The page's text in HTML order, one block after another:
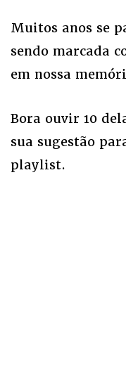
Muitos anos se
sendo marcada
em nossa
Bora ouvir 10
sua sugestão
playlist.